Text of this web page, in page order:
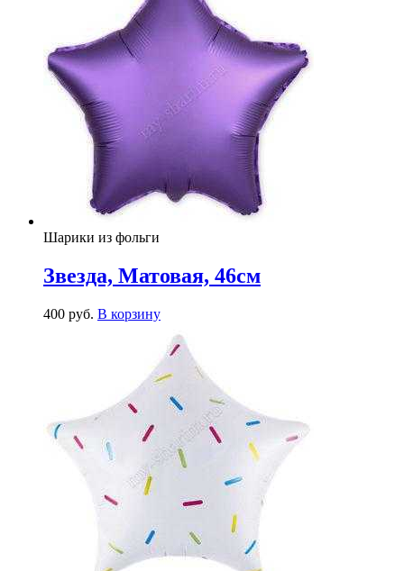
Шарики из фольги
Звезда, Матовая, 46см
400 руб. В корзину